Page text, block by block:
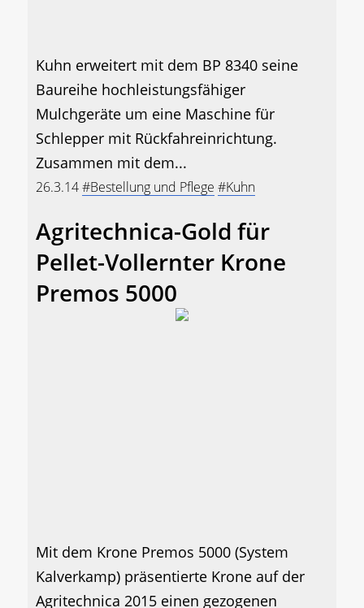
Kuhn erweitert mit dem BP 8340 seine
Baureihe hochleistungsfähiger
Mulchgeräte um eine Maschine für
Schlepper mit Rückfahreinrichtung.
Zusammen mit dem...
26.3.14#Bestellung und Pflege #Kuhn
Agritechnica-Gold für
Pellet-Vollernter Krone
Premos 5000
Mit dem Krone Premos 5000 (System
Kalverkamp) präsentierte Krone auf der
Agritechnica 2015 einen gezogenen